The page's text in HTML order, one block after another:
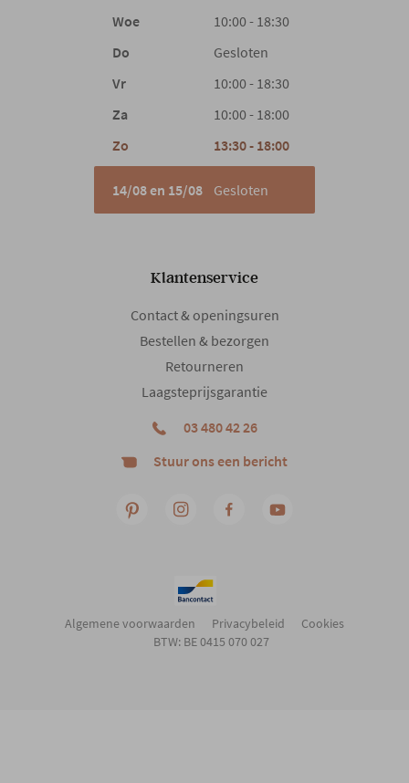
Woe
10:00 - 18:30
Do
Gesloten
Vr
10:00 - 18:30
Za
10:00 - 18:00
Zo
13:30 - 18:00
14/08 en 15/08 Gesloten
Klantenservice
Contact & openingsuren
Bestellen & bezorgen
Retourneren
Laagsteprijsgarantie
03 480 42 26
Stuur ons een bericht
Algemene voorwaarden Privacybeleid
Cookies
BTW: BE 0415 070 027